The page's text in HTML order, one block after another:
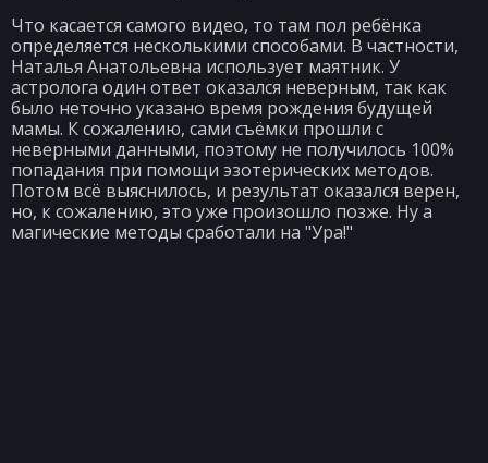
Что касается самого видео, то там пол ребёнка
определяется несколькими способами. В частности,
Наталья Анатольевна использует маятник. У
астролога один ответ оказался неверным, так как
было неточно указано время рождения будущей
мамы. К сожалению, сами съёмки прошли с
неверными данными, поэтому не получилось 100%
попадания при помощи эзотерических методов.
Потом всё выяснилось, и результат оказался верен,
но, к сожалению, это уже произошло позже. Ну а
магические методы сработали на "Ура!"